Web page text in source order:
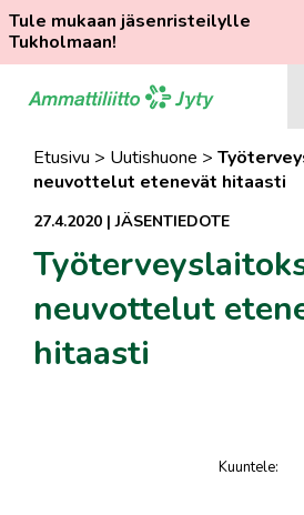
Tule mukaan jäsenristeilylle
Tukholmaan!
suoraan
Etusivu > Uutishuone >
neuvottelut etenevät hitaasti
27.4.2020 |JÄSENTIEDOTE
neuvottelut
hitaasti
Kuuntele: